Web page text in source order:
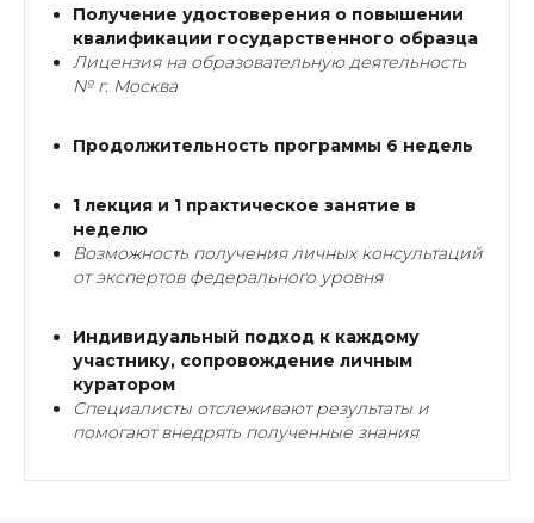
Получение удостоверения о повышении
квалификации государственного образца
Лицензия на образовательную деятельность
№ г. Москва
Продолжительность программы 6 недель
1 лекция и 1 практическое занятие в
неделю
Возможность получения личных консультаций
от экспертов федерального уровня
Индивидуальный подход к каждому
участнику, сопровождение личным
куратором
Специалисты отслеживают результаты и
помогают внедрять полученные знания